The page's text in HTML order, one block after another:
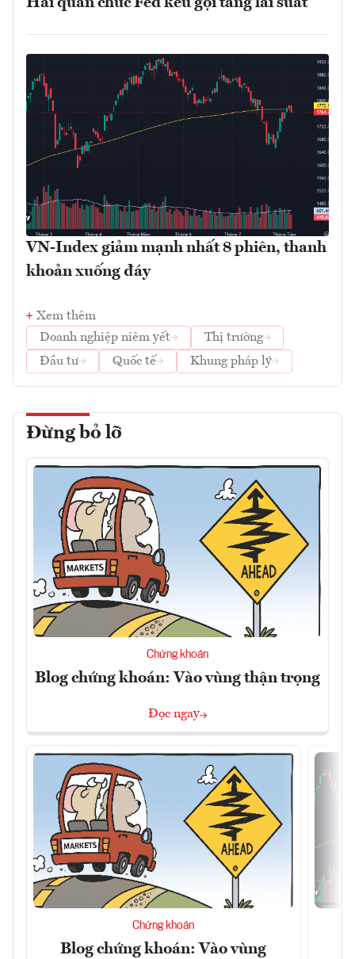
Hai quan chức Fed kêu gọi tăng lãi suất
VN-Index giảm mạnh nhất 8 phiên, thanh
khoản xuống đáy
Xem thêm
Doanh nghiệp niêm yết
Thị trường
Đầu tư
Quốc tế Khung pháp lý
Đừng bỏ lỡ
Chứng khoán
Blog chứng khoán: Vào vùng thận trọng
Đọc ngay
Chứng khoán
Blog chứng khoán: Vào vùng